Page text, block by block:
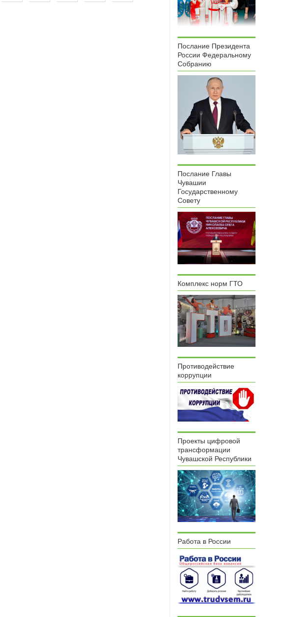
Послание Президента
России Федеральному
Собранию
Послание Главы
Чувашии
Государственному
Совету
Комплекс норм ГТО
Противодействие
коррупции
Проекты цифровой
трансформации
Чувашской Республики
Работа в России